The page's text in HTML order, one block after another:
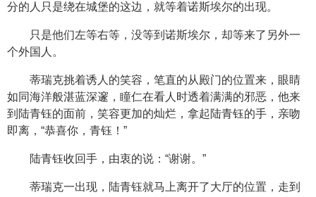
分的人只是绕在城堡的这边，就等着诺斯埃尔的出现。
只是他们左等右等，没等到诺斯埃尔，却等来了另外一
个外国人。
蒂瑞克挑着诱人的笑容，笔直的从殿门的位置来，眼睛
如同海洋般湛蓝深邃，瞳仁在看人时透着满满的邪恶，他来
到陆青钰的面前，笑容更加的灿烂，拿起陆青钰的手，亲吻
即离，“恭喜你，青钰！”
陆青钰收回手，由衷的说：“谢谢。”
蒂瑞克一出现，陆青钰就马上离开了大厅的位置，走到